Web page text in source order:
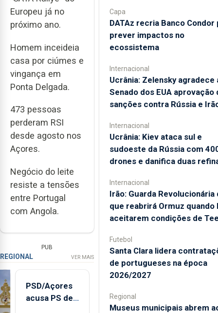
Europeu já no
próximo ano.
Homem inceideia
casa por ciúmes e
vingança em
Ponta Delgada.
473 pessoas
perderam RSI
desde agosto nos
Açores.
Negócio do leite
resiste a tensões
entre Portugal
com Angola.
PUB
REGIONAL VER MAIS
PSD/Açores
acusa PS de
Capa
DATAz recria Banco Condor
prever impactos no
ecossistema
Internacional
Ucrânia: Zelensky agradece
Senado dos EUA aprovação
sanções contra Rússia e
Internacional
Ucrânia: Kiev ataca sul e
sudoeste da Rússia com
drones e danifica duas
Internacional
Irão: Guarda Revolucionária
que reabrirá Ormuz quando
aceitarem condições de
Futebol
Santa Clara lidera
de portugueses na época
2026/2027
Regional
Museus municipais abrem